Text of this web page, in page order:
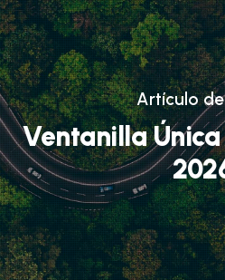
Artículo
Ventanilla